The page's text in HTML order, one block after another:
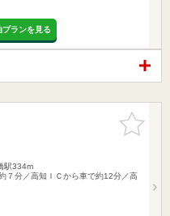
ランを見る
お気に入
りに追加
駅334m
７分／高知ＩＣから車で約12分／高